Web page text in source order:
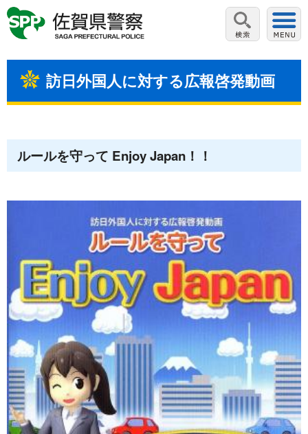
訪日外国人に対する広報啓発動画
ルールを守って Enjoy Japan！！